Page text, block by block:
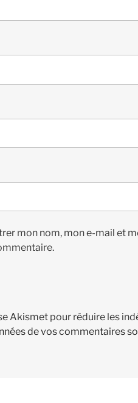
mon nom, mon e-mail et
Akismet pour réduire les
de vos commentaires